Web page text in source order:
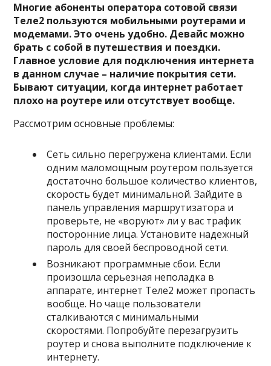
Многие абоненты оператора сотовой связи
Теле2 пользуются мобильными роутерами и
модемами. Это очень удобно. Девайс можно
брать с собой в путешествия и поездки.
Главное условие для подключения интернета
в данном случае – наличие покрытия сети.
Бывают ситуации, когда интернет работает
плохо на роутере или отсутствует вообще.
Рассмотрим основные проблемы:
Сеть сильно перегружена клиентами. Если
одним маломощным роутером пользуется
достаточно большое количество клиентов,
скорость будет минимальной. Зайдите в
панель управления маршрутизатора и
проверьте, не «воруют» ли у вас трафик
посторонние лица. Установите надежный
пароль для своей беспроводной сети.
Возникают программные сбои. Если
произошла серьезная неполадка в
аппарате, интернет Теле2 может пропасть
вообще. Но чаще пользователи
сталкиваются с минимальными
скоростями. Попробуйте перезагрузить
роутер и снова выполните подключение к
интернету.